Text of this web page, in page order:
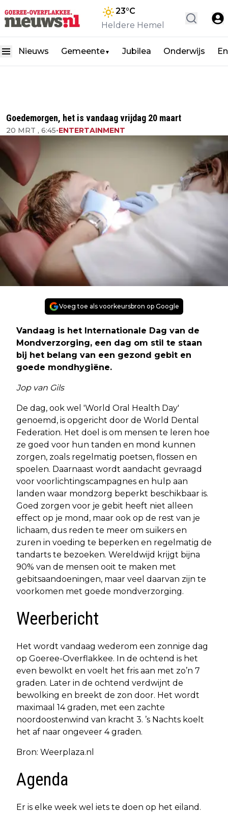
23°C
Heldere Hemel
Nieuws Gemeente▼ Jubilea Onderwijs
Goedemorgen, het is vandaag vrijdag 20 maart
20 MRT , 6:45•ENTERTAINMENT
Voeg toe als voorkeursbron op Google
Vandaag is het Internationale Dag van de
Mondverzorging, een dag om stil te staan
bij het belang van een gezond gebit en
goede mondhygiëne.
Jop van Gils
De dag, ook wel 'World Oral Health Day'
genoemd, is opgericht door de World Dental
Federation. Het doel is om mensen te leren hoe
ze goed voor hun tanden en mond kunnen
zorgen, zoals regelmatig poetsen, flossen en
spoelen. Daarnaast wordt aandacht gevraagd
voor voorlichtingscampagnes en hulp aan
landen waar mondzorg beperkt beschikbaar is.
Goed zorgen voor je gebit heeft niet alleen
effect op je mond, maar ook op de rest van je
lichaam, dus reden te meer om suikers en
zuren in voeding te beperken en regelmatig de
tandarts te bezoeken. Wereldwijd krijgt bijna
90% van de mensen ooit te maken met
gebitsaandoeningen, maar veel daarvan zijn te
voorkomen met goede mondverzorging.
Weerbericht
Het wordt vandaag wederom een zonnige dag
op Goeree-Overflakkee. In de ochtend is het
even bewolkt en voelt het fris aan met zo’n 7
graden. Later in de ochtend verdwijnt de
bewolking en breekt de zon door. Het wordt
maximaal 14 graden, met een zachte
noordoostenwind van kracht 3. ’s Nachts koelt
het af naar ongeveer 4 graden.
Bron: Weerplaza.nl
Agenda
Er is elke week wel iets te doen op het eiland.